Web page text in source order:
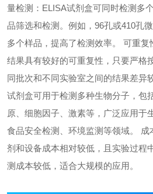
量检测：ELISA试剂盒可同时检测多
品筛选和检测。例如，96孔或410孔
多个样品，提高了检测效率。 可重
结果具有较好的可重复性，只要严格
同批次和不同实验室之间的结果差异
试剂盒可用于检测多种生物分子，包
原、细胞因子、激素等，广泛应用于
食品安全检测、环境监测等领域。
剂和设备成本相对较低，且实验过程
测成本较低，适合大规模的应用。